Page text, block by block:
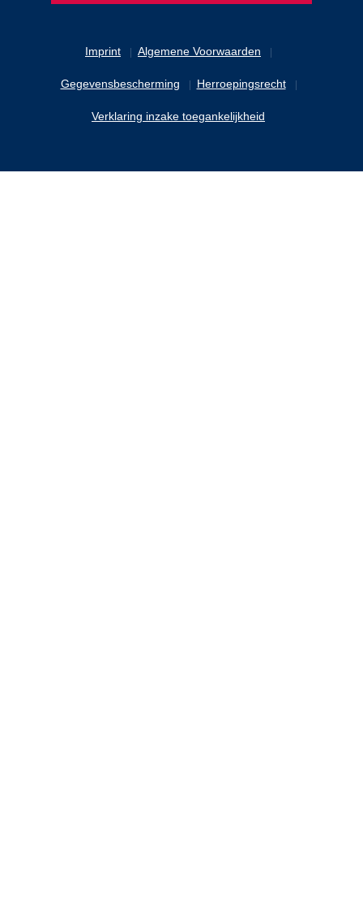
Imprint Algemene Voorwaarden
Gegevensbescherming Herroepingsrecht
Verklaring inzake toegankelijkheid